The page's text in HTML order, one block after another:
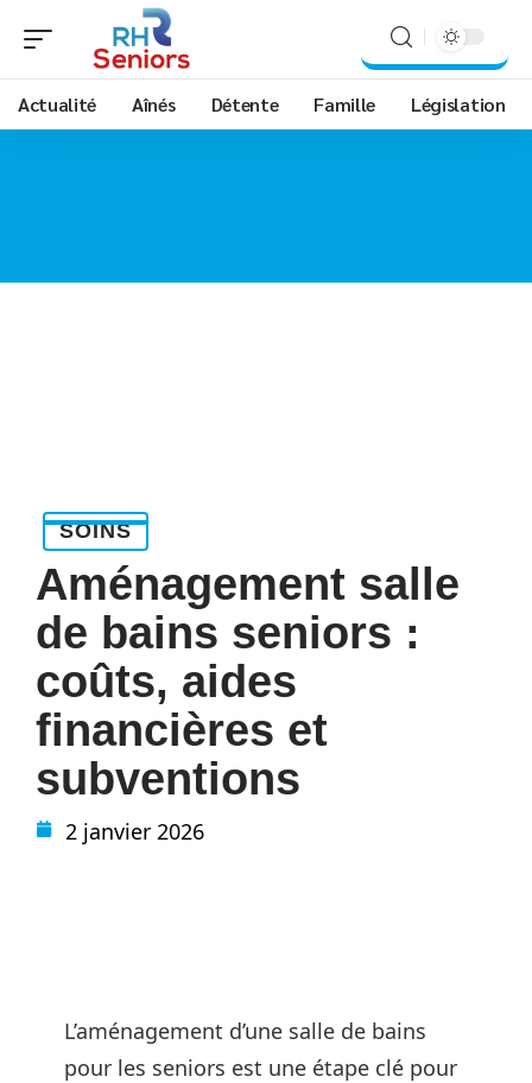
Actualité Aînés Détente Famille Législation
SOINS
Aménagement salle
de bains seniors :
coûts, aides
financières et
subventions
2 janvier 2026
L’aménagement d’une salle de bains
pour les seniors est une étape clé pour